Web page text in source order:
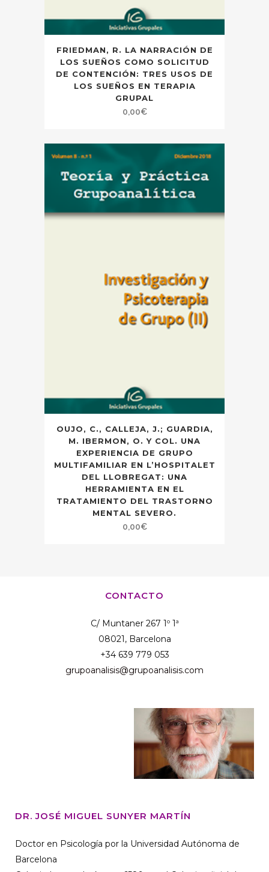
FRIEDMAN, R. LA NARRACIÓN DE
LOS SUEÑOS COMO SOLICITUD
DE CONTENCIÓN: TRES USOS DE
LOS SUEÑOS EN TERAPIA
GRUPAL
0,00€
OUJO, C., CALLEJA, J.; GUARDIA,
M. IBERMON, O. Y COL. UNA
EXPERIENCIA DE GRUPO
MULTIFAMILIAR EN L’HOSPITALET
DEL LLOBREGAT: UNA
HERRAMIENTA EN EL
TRATAMIENTO DEL TRASTORNO
MENTAL SEVERO.
0,00€
CONTACTO
C/ Muntaner 267 1º 1ª
08021, Barcelona
+34 639 779 053
grupoanalisis@grupoanalisis.com
DR. JOSÉ MIGUEL SUNYER MARTÍN
Doctor en Psicología por la Universidad Autónoma de
Barcelona